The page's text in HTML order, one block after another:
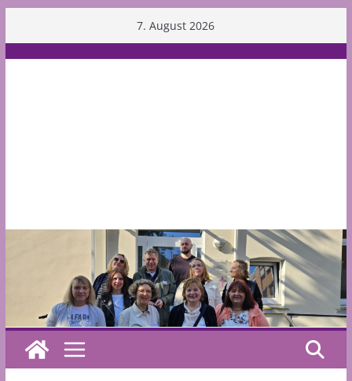
to
content
7. August 2026